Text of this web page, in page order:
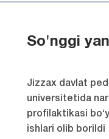
So'nggi
Jizzax davlat
universitetida
profilaktikasi
ishlari olib borildi